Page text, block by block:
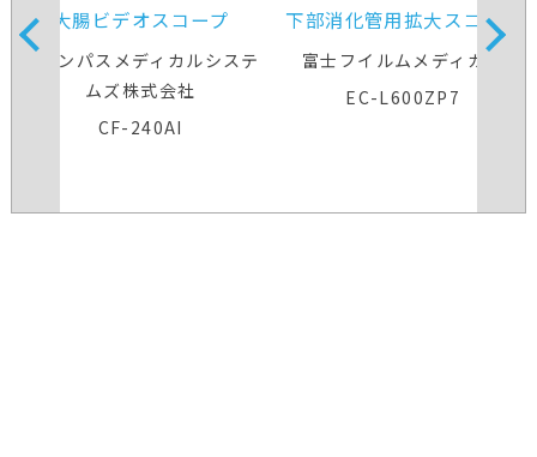
大腸ビデオスコープ
オリンパスメディカルシステ
ムズ株式会社
CF-240AI
下部消化管用拡大スコープ
富士フイルムメディカル
EC-L600ZP7